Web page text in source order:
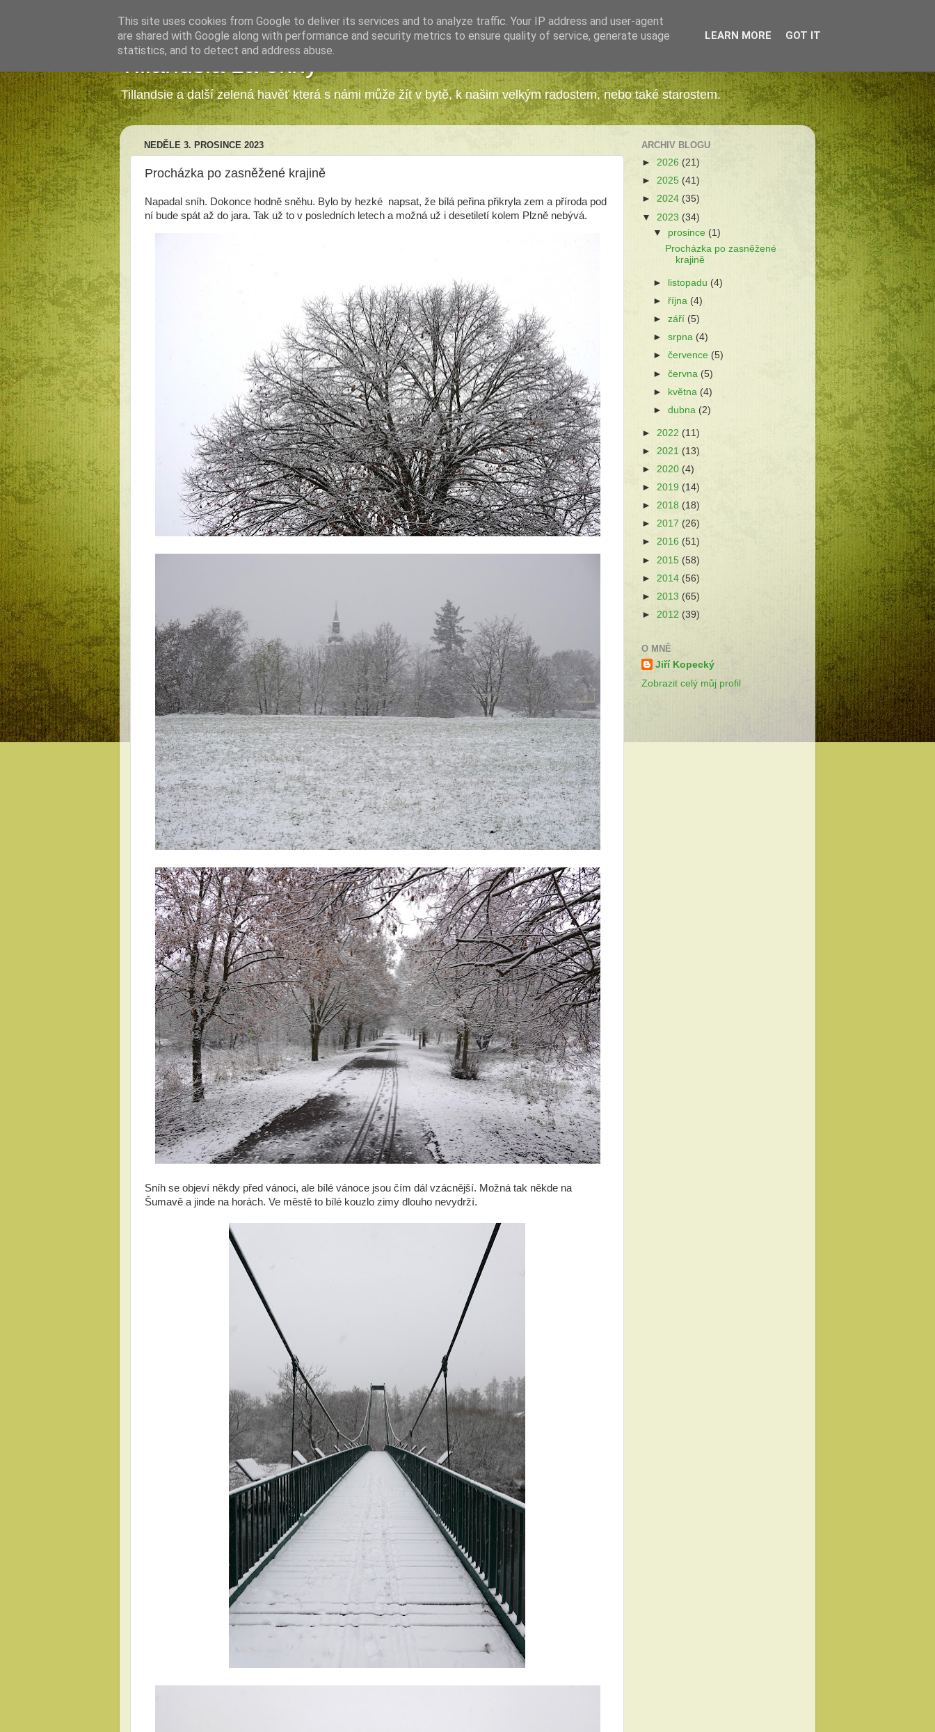
Tillandsia za okny
Tillandsie a další zelená havěť která s námi může žít v bytě, k našim velkým radostem, nebo také starostem.
NEDĚLE 3. PROSINCE 2023
Procházka po zasněžené krajině
Napadal sníh. Dokonce hodně sněhu. Bylo by hezké napsat, že bílá peřina přikryla zem a příroda pod
ní bude spát až do jara. Tak už to v posledních letech a možná už i desetiletí kolem Plzně nebývá.
Sníh se objeví někdy před vánoci, ale bílé vánoce jsou čím dál vzácnější. Možná tak někde na
Šumavě a jinde na horách. Ve městě to bílé kouzlo zimy dlouho nevydrží.
ARCHIV BLOGU
► 2026 (21)
► 2025 (41)
► 2024 (35)
▼ 2023 (34)
▼ prosince (1)
Procházka po zasněžené
krajině
► listopadu (4)
►října (4)
►září (5)
►srpna (4)
►července (5)
►června (5)
► května (4)
►dubna (2)
► 2022 (11)
► 2021 (13)
► 2020 (4)
► 2019 (14)
► 2018 (18)
► 2017 (26)
► 2016 (51)
► 2015 (58)
► 2014 (56)
► 2013 (65)
► 2012 (39)
O MNĚ
Jiří Kopecký
Zobrazit celý můj profil
This site uses cookies from Google to deliver its services and to analyze traffic. Your IP address and user-agent
are shared with Google along with performance and security metrics to ensure quality of service, generate usage
statistics, and to detect and address abuse.
LEARN MORE GOT IT